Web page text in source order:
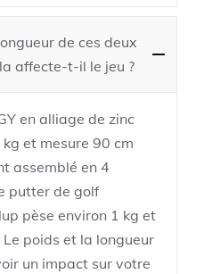
de ces deux
affecte-t-il le jeu ?
en alliage de zinc
et mesure 90 cm
assemblé en 4
putter de golf
pèse environ 1 kg et
poids et la longueur
un impact sur votre